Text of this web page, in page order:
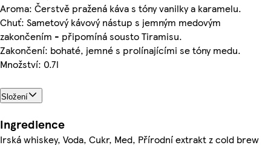
Aroma: Čerstvě pražená káva s tóny vanilky a karamelu.
Chuť: Sametový kávový nástup s jemným medovým
zakončením - připomíná sousto Tiramisu.
Zakončení: bohaté, jemné s prolínajícími se tóny medu.
Množství: 0.7l
Složení
Ingredience
Irská whiskey, Voda, Cukr, Med, Přírodní extrakt z cold brew